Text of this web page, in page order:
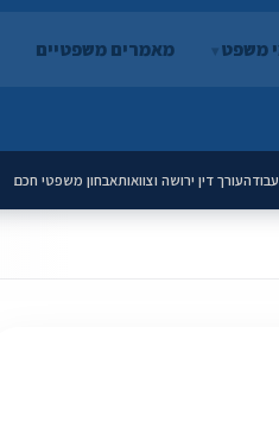
משפט מאמרים משפטיים
עבודהעורך דין ירושה וצוואותאבחון משפטי חכם